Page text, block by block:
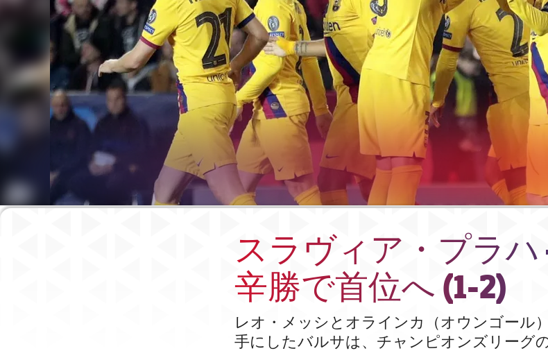
スラヴィア・プラハ
辛勝で首位へ (1-2)
レオ・メッシとオラインカ（オウンゴール
手にしたバルサは、チャンピオンズリーグ